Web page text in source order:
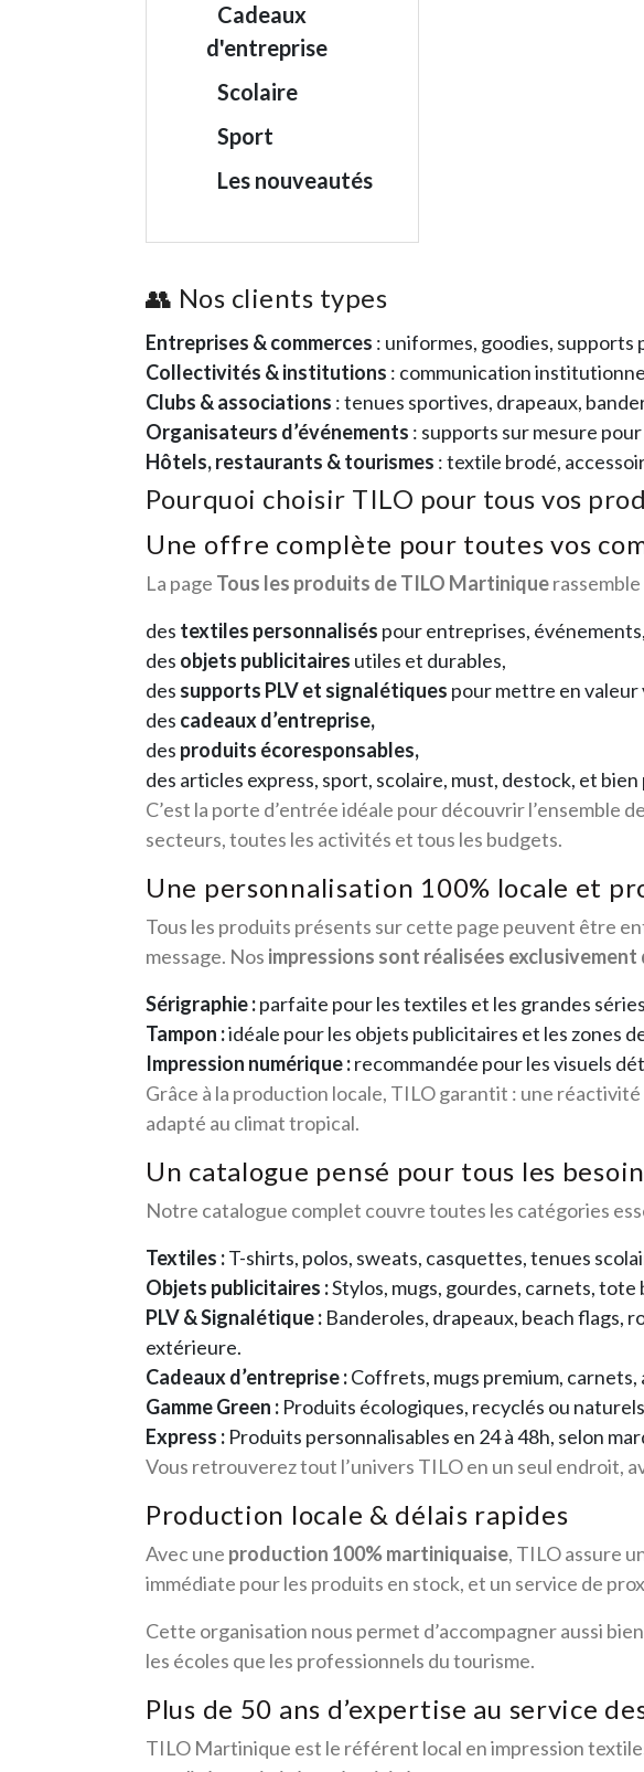
Cadeaux
d'entreprise
Scolaire
Sport
Les nouveautés
👥 Nos clients types
Entreprises & commerces : uniformes, goodies, supports
Collectivités & institutions : communication
Clubs & associations : tenues sportives, drapeaux,
Organisateurs d’événements : supports sur mesure
Hôtels, restaurants & tourismes : textile brodé,
Pourquoi choisir TILO pour tous vos
Une offre complète pour toutes vos
La page Tous les produits de TILO Martinique
des textiles personnalisés pour entreprises,
des objets publicitaires utiles et durables,
des supports PLV et signalétiques pour mettre en valeur
des cadeaux d’entreprise,
des produits écoresponsables,
des articles express, sport, scolaire, must, destock, et bien
C’est la porte d’entrée idéale pour découvrir l’ensemble
secteurs, toutes les activités et tous les budgets.
Une personnalisation 100% locale et
Tous les produits présents sur cette page peuvent être
message. Nos impressions sont réalisées
Sérigraphie :parfaite pour les textiles et les grandes
Tampon :idéale pour les objets publicitaires et les zones
Impression numérique :recommandée pour les visuels
Grâce à la production locale, TILO garantit : une
adapté au climat tropical.
Un catalogue pensé pour tous les
Notre catalogue complet couvre toutes les catégories
Textiles :T-shirts, polos, sweats, casquettes, tenues
Objets publicitaires :Stylos, mugs, gourdes, carnets,
PLV & Signalétique : Banderoles, drapeaux, beach flags,
extérieure.
Cadeaux d’entreprise :Coffrets, mugs premium,
Gamme Green : Produits écologiques, recyclés ou
Express : Produits personnalisables en 24 à 48h, selon
Vous retrouverez tout l’univers TILO en un seul
Production locale & délais rapides
Avec une production 100% martiniquaise, TILO assure
immédiate pour les produits en stock, et un service de
Cette organisation nous permet d’accompagner aussi
les écoles que les professionnels du tourisme.
Plus de 50 ans d’expertise au service
TILO Martinique est le référent local en impression